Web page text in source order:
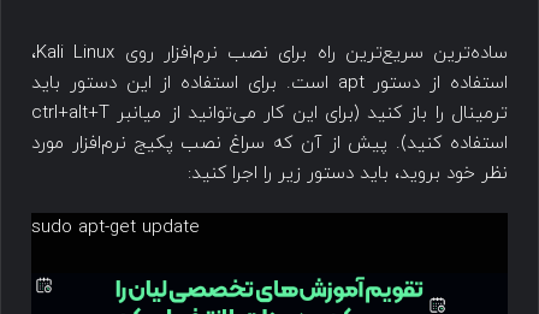
ساده‌ترین سریع‌ترین راه برای نصب نرم‌افزار روی Kali Linux،
استفاده از دستور apt است. برای استفاده از این دستور باید
ترمینال را باز کنید (برای این کار می‌توانید از میانبر ctrl+alt+T
استفاده کنید). پیش از آن که سراغ نصب پکیج نرم‌افزار مورد
نظر خود بروید، باید دستور زیر را اجرا کنید:
sudo apt-get update